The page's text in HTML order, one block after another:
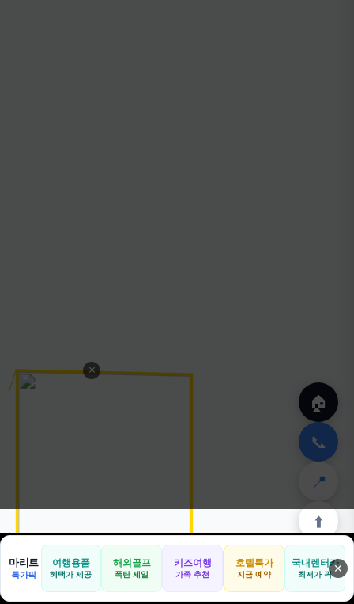
🏠
✈️
공항
⛳
골프
📋
🛒
쿠팡
🎁
테무
🏠
📞
📍
⬆️
🏠 📝
견적 커뮤니티
🚐
기사등록
🛒
아마존
✕
마리트
특가픽
여행용품
혜택가 제공
해외골프
폭탄 세일
키즈여행
가족 추천
호텔특가
지금 예약
국내렌터카
최저가 픽 ✕